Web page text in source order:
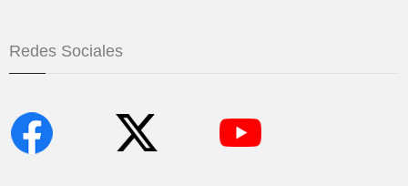
Redes Sociales